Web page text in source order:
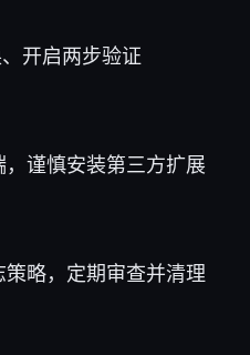
开启两步验证
谨慎安装第三方扩展
略，定期审查并清理